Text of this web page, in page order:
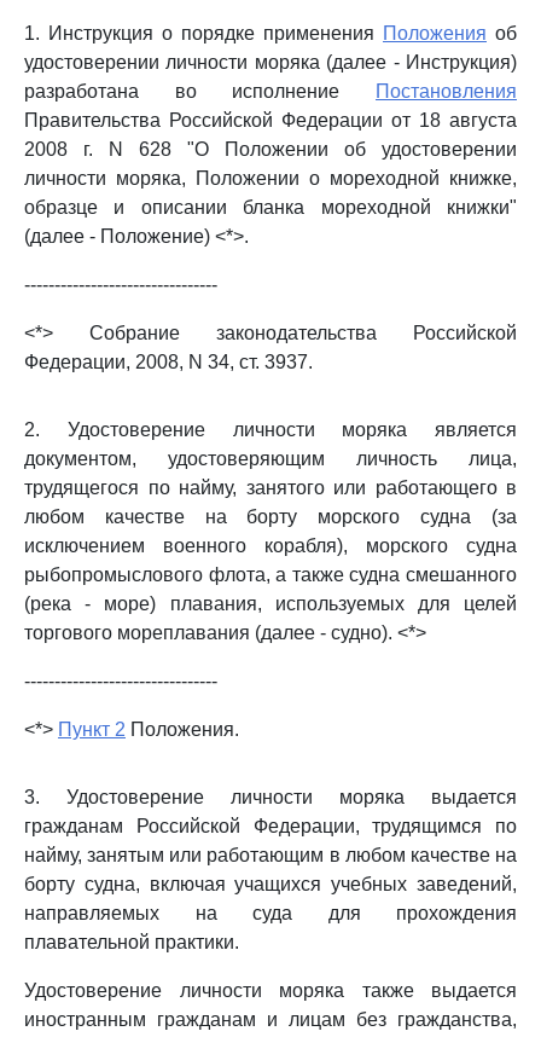
1. Инструкция о порядке применения Положения об
удостоверении личности моряка (далее - Инструкция)
разработана во исполнение
Постановления
Правительства Российской Федерации от 18 августа
2008 г. N 628 "О Положении об удостоверении
личности моряка, Положении о мореходной книжке,
образце и описании бланка мореходной книжки"
(далее - Положение) <*>.
--------------------------------
<*> Собрание законодательства Российской
Федерации, 2008, N 34, ст. 3937.
2. Удостоверение личности моряка является
документом, удостоверяющим личность лица,
трудящегося по найму, занятого или работающего в
любом качестве на борту морского судна (за
исключением военного корабля), морского судна
рыбопромыслового флота, а также судна смешанного
(река - море) плавания, используемых для целей
торгового мореплавания (далее - судно). <*>
--------------------------------
<*> Пункт 2 Положения.
3. Удостоверение личности моряка выдается
гражданам Российской Федерации, трудящимся по
найму, занятым или работающим в любом качестве на
борту судна, включая учащихся учебных заведений,
направляемых на суда для прохождения
плавательной практики.
Удостоверение личности моряка также выдается
иностранным гражданам и лицам без гражданства,